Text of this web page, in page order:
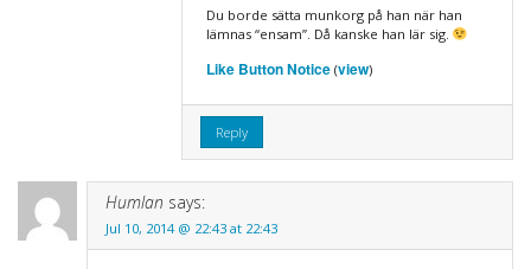
Du borde sätta munkorg på han när han
lämnas “ensam”. Då kanske han lär sig.
Like Button Notice(view)
Reply
Humlan says:
Jul 10, 2014 @ 22:43 at 22:43